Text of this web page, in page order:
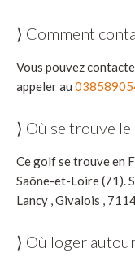
⟩ Comment
Vous pouvez
appeler au
⟩ Où se trouve
Ce golf se trouve en
Saône-et-Loire (71).
Lancy , Givalois ,
⟩ Où loger